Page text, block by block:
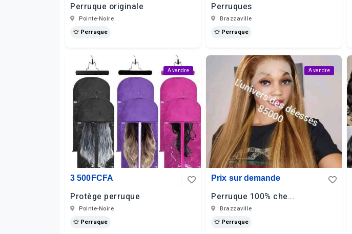
Perruque originale
Pointe-Noire
👕 Perruque
Perruques
Brazzaville
👕 Perruque
A vendre
3 500FCFA
Protège perruque
Pointe-Noire
👕 Perruque
A vendre
Prix sur demande
Perruque 100% che...
Brazzaville
👕 Perruque